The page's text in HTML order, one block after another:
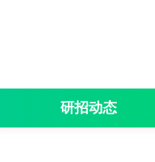
研招动态
分数线